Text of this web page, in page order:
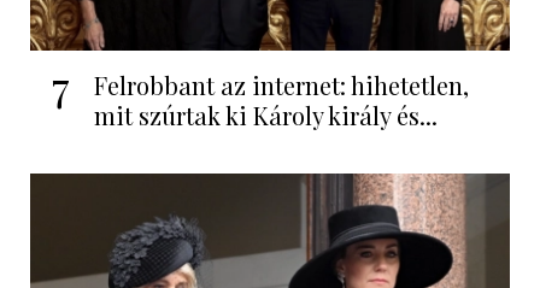
7
Felrobbant az internet: hihetetlen,
mit szúrtak ki Károly király és...